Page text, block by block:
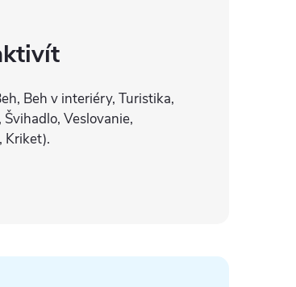
Beh v interiéry, Turistika,
Veslovanie,
Kriket).